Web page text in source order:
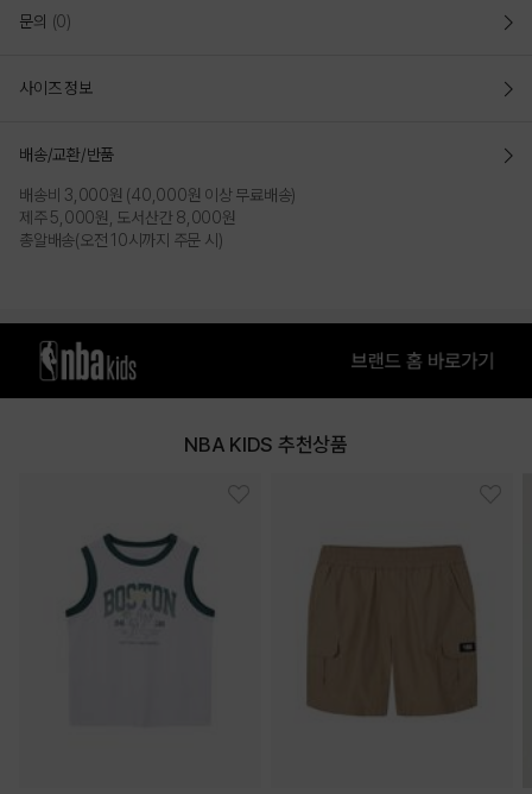
문의 (0)
사이즈 정보
배송/교환/반품
배송비 3,000원 (40,000원 이상 무료배송)
제주 5,000원, 도서산간 8,000원
총알배송(오전 10시까지 주문 시)
NBA KIDS 추천상품